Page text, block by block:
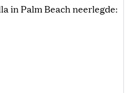
in Palm Beach neerlegde: